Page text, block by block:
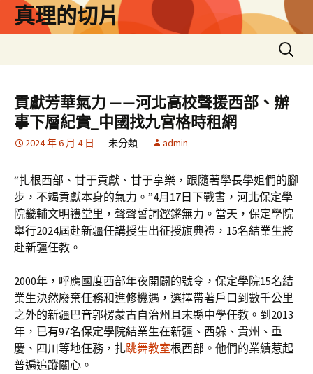
真理的切片
搜
尋
鍵
字:
貢獻芳華氣力 ——河北高校聲援西部、辦
事下層紀實_中國找九宮格時租網
2024 年 6 月 4 日 未分類 admin
“扎根西部、甘于貢獻、甘于享樂，跟隨著學長學姐們的腳
步，不竭貢獻本身的氣力。”4月17日下戰書，河北保定學
院畿輔文明禮堂里，聲聲誓詞鏗鏘無力。當天，保定學院
舉行2024屆赴新疆任講授生出征授旗典禮，15名結業生將
赴新疆任教。
2000年，呼應國度西部年夜開闢的號令，保定學院15名結
業生決然廢棄任務和進修機遇，選擇帶著戶口到數千公里
之外的新疆巴音郭楞蒙古自治州且末縣中學任教。到2013
年，已有97名保定學院結業生在新疆、西躲、貴州、重
慶、四川等地任務，扎跳舞教室根西部。他們的業績惹起
普遍追蹤關心。